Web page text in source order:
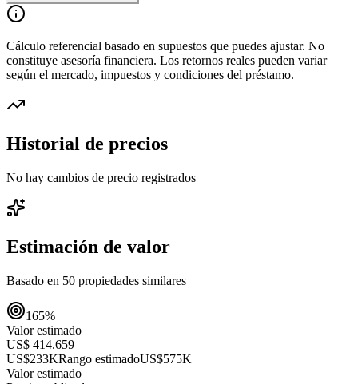
Cálculo referencial basado en supuestos que puedes ajustar. No
constituye asesoría financiera. Los retornos reales pueden variar
según el mercado, impuestos y condiciones del préstamo.
Historial de precios
No hay cambios de precio registrados
Estimación de valor
Basado en 50 propiedades similares
165%
Valor estimado
US$ 414.659
US$233KRango estimadoUS$575K
Valor estimado